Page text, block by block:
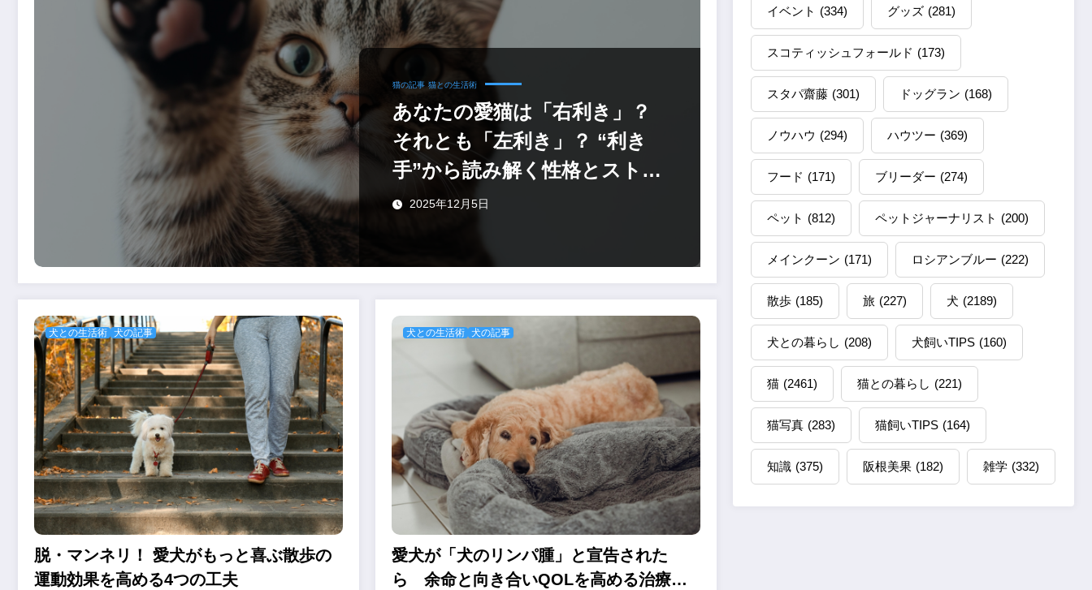
猫の記事 猫との生活術
あなたの愛猫は「右利き」？
それとも「左利き」？ “利き
手”から読み解く性格とストレ
スサイン
2025年12月5日
犬との生活術 犬の記事
脱・マンネリ！ 愛犬がもっと喜ぶ散歩の
運動効果を高める4つの工夫
犬との生活術 犬の記事
愛犬が「犬のリンパ腫」と宣告された
ら 余命と向き合いQOLを高める治療法
イベント (334) グッズ (281)
スコティッシュフォールド (173)
スタパ齋藤 (301) ドッグラン (168)
ノウハウ (294) ハウツー (369)
フード (171) ブリーダー (274)
ペット (812) ペットジャーナリスト (200)
メインクーン (171) ロシアンブルー (222)
散歩 (185) 旅 (227) 犬 (2189)
犬との暮らし (208) 犬飼いTIPS (160)
猫 (2461) 猫との暮らし (221)
猫写真 (283) 猫飼いTIPS (164)
知識 (375) 阪根美果 (182) 雑学 (332)